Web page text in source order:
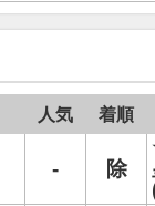
人気 着順
- 除